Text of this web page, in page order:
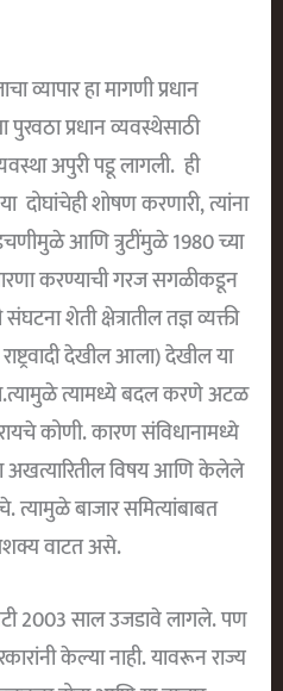
सुधारणा.
व्यापार हा मागणी प्रधान
प्रधान व्यवस्थेसाठी
अपुरी पडू लागली. ही
दोघांचेही शोषण करणारी, त्यांना
आणि त्रुटींमुळे 1980 च्या
करण्याची गरज सगळीकडून
शेती क्षेत्रातील तज्ञ व्यक्ती
देखील आला) देखील या
त्यामध्ये बदल करणे अटळ
कोणी. कारण संविधानामध्ये
अखत्यारितील विषय आणि केलेले
त्यामुळे बाजार समित्यांबाबत
वाटत असे.
2003 साल उजडावे लागले. पण
केल्या नाही. यावरून राज्य